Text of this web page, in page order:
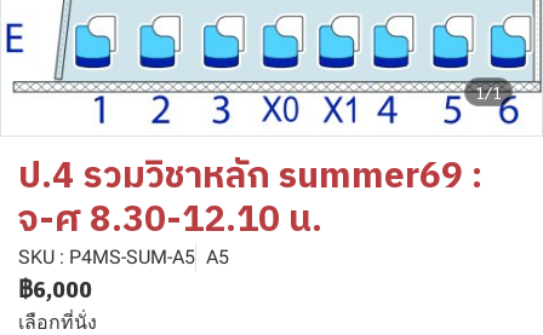
1/1
ป.4 รวมวิชาหลัก summer69 :
จ-ศ 8.30-12.10 น.
SKU : P4MS-SUM-A5 A5
฿6,000
เลือกที่นั่ง